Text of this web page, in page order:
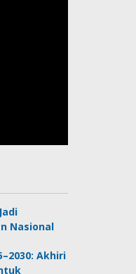
Nasional
Akhiri